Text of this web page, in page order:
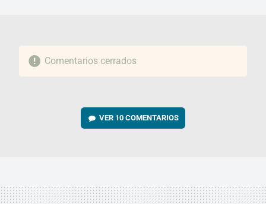
Comentarios cerrados
VER 10 COMENTARIOS